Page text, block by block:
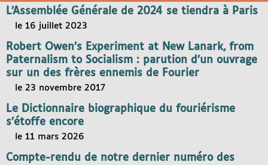
L’Assemblée Générale de 2024 se tiendra à Paris
le 16 juillet 2023
Robert Owen’s Experiment at New Lanark, from
Paternalism to Socialism : parution d’un ouvrage
sur un des frères ennemis de Fourier
le 23 novembre 2017
Le Dictionnaire biographique du fouriérisme
s’étoffe encore
le 11 mars 2026
Compte-rendu de notre dernier numéro des